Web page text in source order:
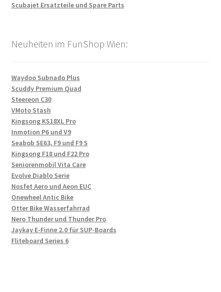
Scubajet Ersatzteile und Spare Parts
Neuheiten im FunShop Wien:
Waydoo Subnado Plus
Scuddy Premium Quad
Steereon C30
VMoto Stash
Kingsong KS18XL Pro
Inmotion P6 und V9
Seabob SE63, F9 und F9 S
Kingsong F18 und F22 Pro
Seniorenmobil Vita Care
Evolve Diablo Serie
Nosfet Aero und Aeon EUC
Onewheel Antic Bike
Otter Bike Wasserfahrrad
Nero Thunder und Thunder Pro
Jaykay E-Finne 2.0 für SUP-Boards
Fliteboard Series 6